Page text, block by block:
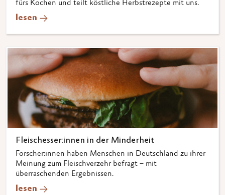
fürs Kochen und teilt köstliche Herbstrezepte mit uns.
lesen
Fleischesser:innen in der Minderheit
Forscher:innen haben Menschen in Deutschland zu ihrer
Meinung zum Fleischverzehr befragt – mit
überraschenden Ergebnissen.
lesen